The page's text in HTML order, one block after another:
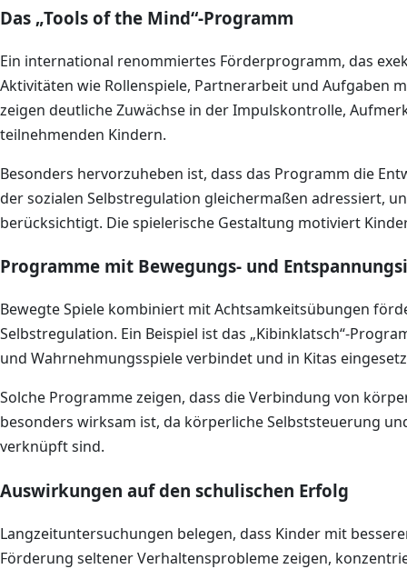
Das „Tools of the Mind“-Programm
Ein international renommiertes Förderprogramm, das
Aktivitäten wie Rollenspiele, Partnerarbeit und Aufgaben
zeigen deutliche Zuwächse in der Impulskontrolle,
teilnehmenden Kindern.
Besonders hervorzuheben ist, dass das Programm die
der sozialen Selbstregulation gleichermaßen adressiert,
berücksichtigt. Die spielerische Gestaltung motiviert
Programme mit Bewegungs- und
Bewegte Spiele kombiniert mit Achtsamkeitsübungen
Selbstregulation. Ein Beispiel ist das „Kibinklatsch“-
und Wahrnehmungsspiele verbindet und in Kitas
Solche Programme zeigen, dass die Verbindung von
besonders wirksam ist, da körperliche Selbststeuerung
verknüpft sind.
Auswirkungen auf den schulischen Erfolg
Langzeituntersuchungen belegen, dass Kinder mit
Förderung seltener Verhaltensprobleme zeigen,